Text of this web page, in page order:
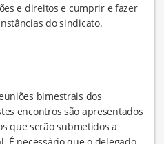
e direitos e cumprir e fazer
do sindicato.
bimestrais dos
encontros são apresentados
que serão submetidos a